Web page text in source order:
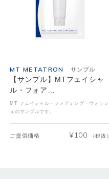
MT METATRON サンプル
【サンプル】MTフェイシャ
ル・フォア…
MT フェイシャル・フォアミング・ウォッシ
ュのサンプルです。
ご提供価格 ¥100 （税抜）